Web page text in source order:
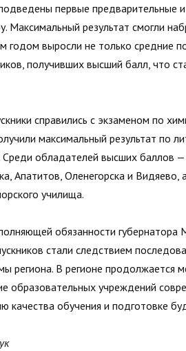
первые предварительные
результат смогли
выросли не только средние
получивших высший балл, что
справились с экзаменом по
максимальный результат по
Среди обладателей высших баллов
Апатитов, Оленегорска и Видяево,
училища.
обязанности
стали следствием
региона. В регионе продолжается
образовательных учреждений
качества обучения и подготовке